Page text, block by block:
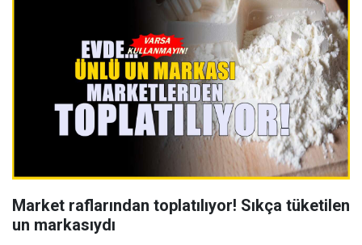
Market raflarından toplatılıyor! Sıkça tüketilen
un markasıydı